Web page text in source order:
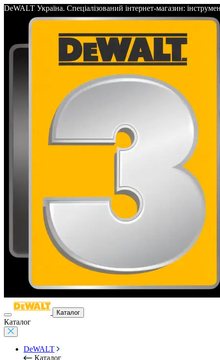
DeWALT Україна. Спеціалізований інтернет-магазин:
Каталог
Каталог
DeWALT
Каталог